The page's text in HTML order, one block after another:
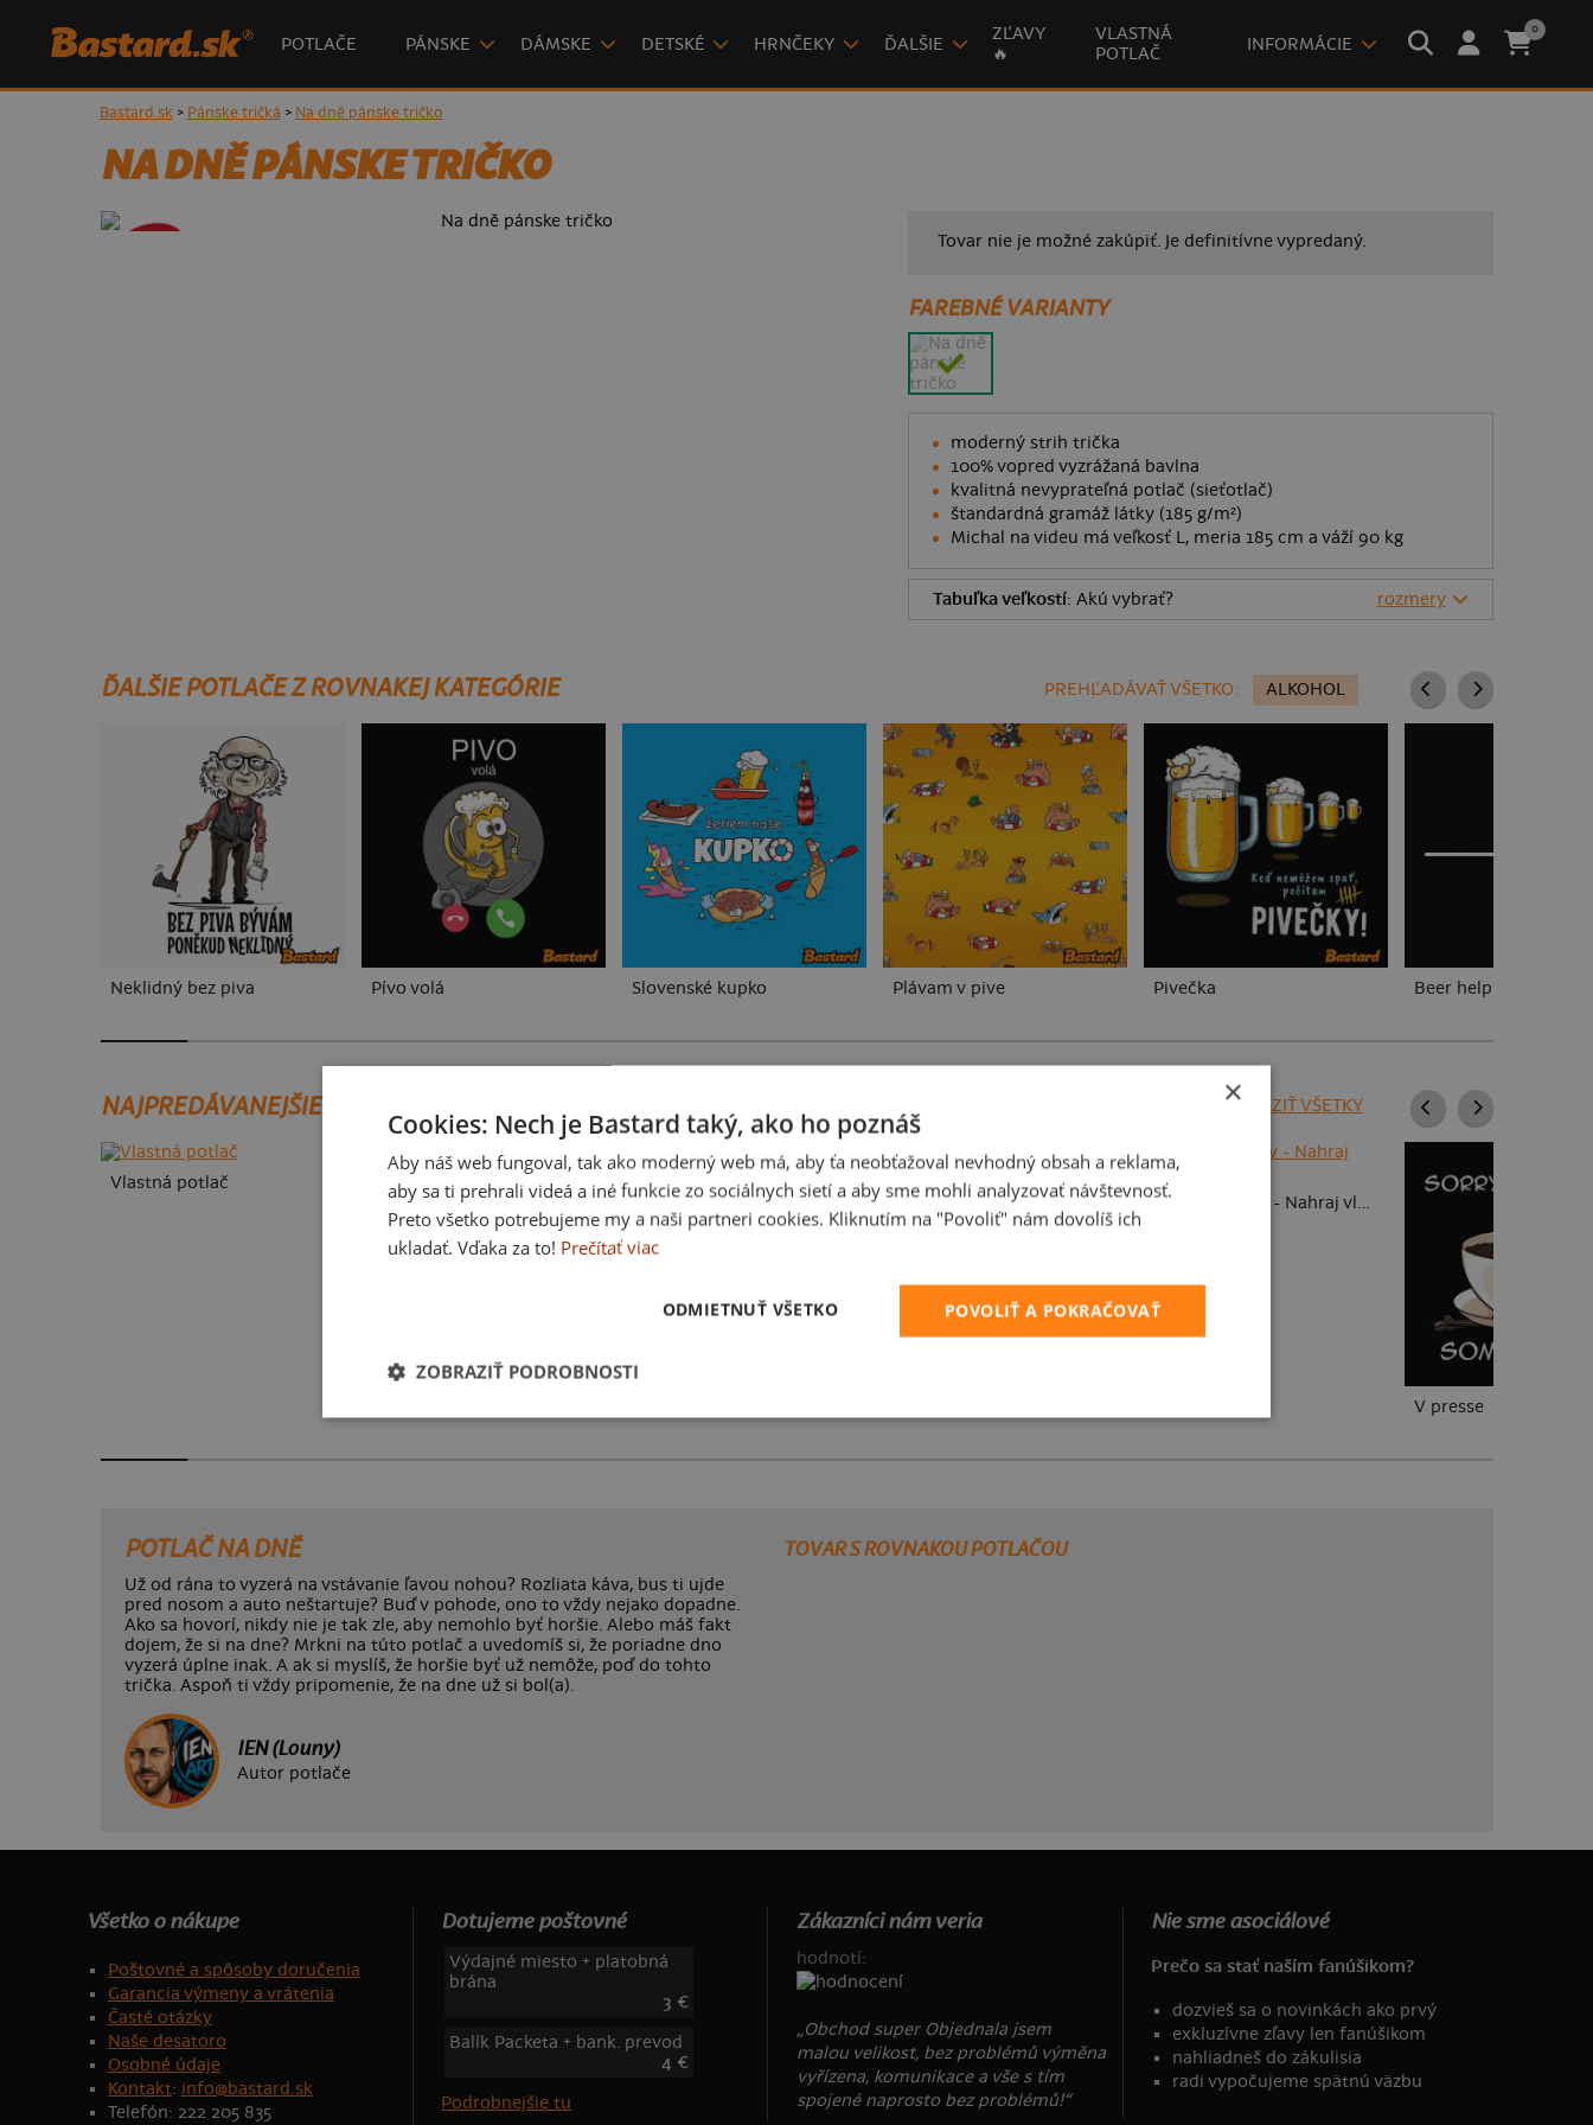
POTLAČE PÁNSKE DÁMSKE DETSKÉ HRNČEKY ĎALŠIE
ZĽAVY
🔥
VLASTNÁ
POTLAČ
INFORMÁCIE
0
Bastard.sk> Pánske tričká > Na dně pánske tričko
NA DNĚ PÁNSKE TRIČKO
Tovar nie je možné zakúpiť. Je definitívne vypredaný.
FAREBNÉ VARIANTY
moderný strih trička
100% vopred vyzrážaná bavlna
kvalitná nevyprateľná potlač (sieťotlač)
štandardná gramáž látky (185 g/m²)
Michal na videu má veľkosť L, meria 185 cm a váží 90 kg
Tabuľka veľkostí: Akú vybrať? rozmery
ĎALŠIE POTLAČE Z ROVNAKEJ KATEGÓRIE PREHĽADÁVAŤ VŠETKO: ALKOHOL
Neklidný bez piva Pívo volá Slovenské kupko Plávam v pive Pivečka Beer help
NAJPREDÁVANEJŠIE POTLAČE ZOBRAZIŤ VŠETKY
Vlastná potlač
Karikatúra z vlastnej fotky
Detské kresby - Nahraj vlastnú
V presse
POTLAČ NA DNĚ
Už od rána to vyzerá na vstávanie ľavou nohou? Rozliata káva, bus ti ujde
pred nosom a auto neštartuje? Buď v pohode, ono to vždy nejako dopadne.
Ako sa hovorí, nikdy nie je tak zle, aby nemohlo byť horšie. Alebo máš fakt
dojem, že si na dne? Mrkni na túto potlač a uvedomíš si, že poriadne dno
vyzerá úplne inak. A ak si myslíš, že horšie byť už nemôže, poď do tohto
trička. Aspoň ti vždy pripomenie, že na dne už si bol(a).
IEN (Louny)
Autor potlače
TOVAR S ROVNAKOU POTLAČOU
Všetko o nákupe
Poštovné a spôsoby doručenia
Garancia výmeny a vrátenia
Časté otázky
Naše desatoro
Osobné údaje
Kontakt: info@bastard.sk
Telefón: 222 205 835
Dotujeme poštovné
Výdajné miesto + platobná
brána
3 €
Balík Packeta + bank. prevod
4 €
Podrobnejšie tu
Zákazníci nám veria
hodnotí:
„Obchod super Objednala jsem
malou velikost, bez problémů výměna
vyřízena, komunikace a vše s tím
spojené naprosto bez problémů!“
Nie sme asociálové
Prečo sa stať naším fanúšikom?
dozvieš sa o novinkách ako prvý
exkluzívne zľavy len fanúšikom
nahliadneš do zákulisia
radi vypočujeme spätnú väzbu
×
Cookies: Nech je Bastard taký, ako ho poznáš
Aby náš web fungoval, tak ako moderný web má, aby ťa neobťažoval nevhodný obsah a reklama,
aby sa ti prehrali videá a iné funkcie zo sociálnych sietí a aby sme mohli analyzovať návštevnosť.
Preto všetko potrebujeme my a naši partneri cookies. Kliknutím na "Povoliť" nám dovolíš ich
ukladať. Vďaka za to! Prečítať viac
POVOLIŤ A POKRAČOVAŤ
ODMIETNUŤ VŠETKO
ZOBRAZIŤ PODROBNOSTI